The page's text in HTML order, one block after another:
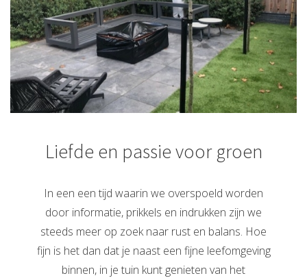
Liefde en passie voor groen
In een een tijd waarin we overspoeld worden
door informatie, prikkels en indrukken zijn we
steeds meer op zoek naar rust en balans. Hoe
fijn is het dan dat je naast een fijne leefomgeving
binnen, in je tuin kunt genieten van het